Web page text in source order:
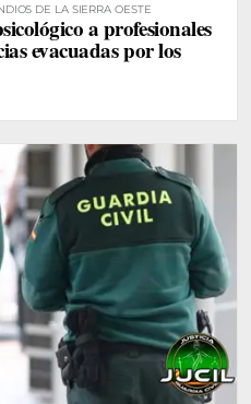
DE LA SIERRA OESTE
a profesionales
evacuadas por los